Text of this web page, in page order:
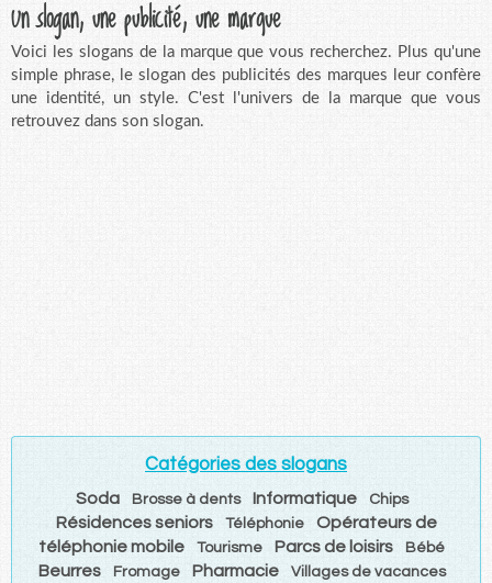
Un slogan, une publicité, une marque
Voici les slogans de la marque que vous recherchez. Plus qu'une
simple phrase, le slogan des publicités des marques leur confère
une identité, un style. C'est l'univers de la marque que vous
retrouvez dans son slogan.
Catégories des slogans
Soda Brosse à dents Informatique Chips
Résidences seniors Téléphonie
Opérateurs de
téléphonie mobile
Tourisme Parcs de loisirs Bébé
Beurres Fromage Pharmacie Villages de vacances